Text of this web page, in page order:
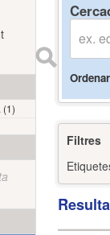
Filtres
(1)